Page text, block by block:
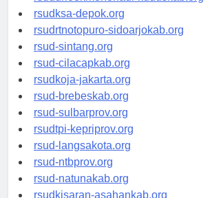
rsuddrloekmonohadi-kuduskab.org
rsudksa-depok.org
rsudrtnotopuro-sidoarjokab.org
rsud-sintang.org
rsud-cilacapkab.org
rsudkoja-jakarta.org
rsud-brebeskab.org
rsud-sulbarprov.org
rsudtpi-kepriprov.org
rsud-langsakota.org
rsud-ntbprov.org
rsud-natunakab.org